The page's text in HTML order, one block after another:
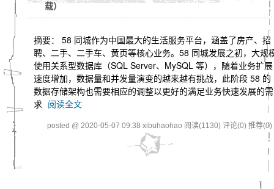
载）
摘要： 58 同城作为中国最大的生活服务平台，涵盖了房产、招
聘、二手、二手车、黄页等核心业务。58 同城发展之初，大规
使用关系型数据库（SQL Server、MySQL 等），随着业务扩展
速度增加，数据量和并发量演变的越来越有挑战，此阶段 58 的
数据存储架构也需要相应的调整以更好的满足业务快速发展的需
求 阅读全文
posted @ 2020-05-07 09:38 xibuhaohao 阅读(1130) 评论(0) 推荐(0)